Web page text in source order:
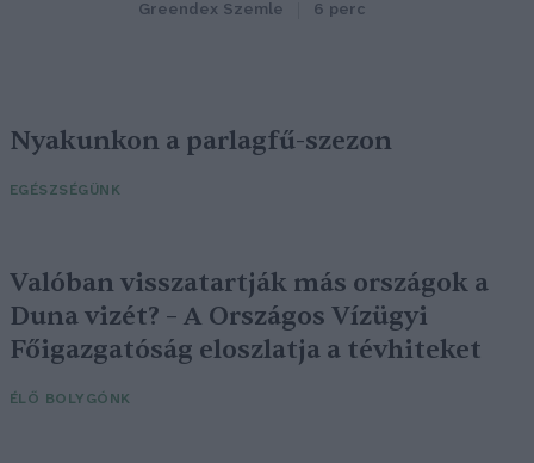
Greendex Szemle 6 perc
Nyakunkon a parlagfű-szezon
EGÉSZSÉGÜNK
Valóban visszatartják más országok a
Duna vizét? – A Országos Vízügyi
Főigazgatóság eloszlatja a tévhiteket
ÉLŐ BOLYGÓNK